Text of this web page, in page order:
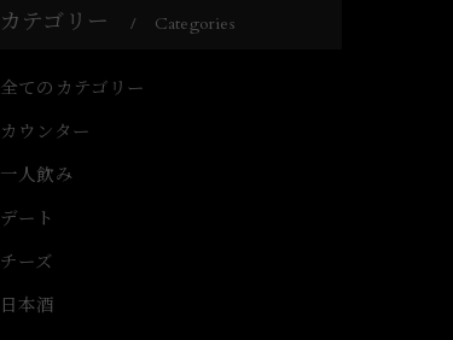
カテゴリー Categories
全てのカテゴリー
カウンター
一人飲み
デート
チーズ
日本酒